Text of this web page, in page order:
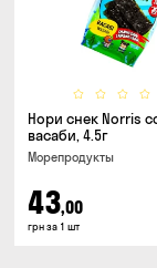
Нори снек Norris
васаби, 4.5г
Морепродукты
43,00
грн за 1 шт